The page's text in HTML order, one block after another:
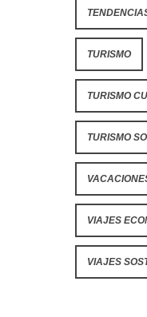
TURISMO
TURISMO
TURISMO
VIAJES
VIAJES